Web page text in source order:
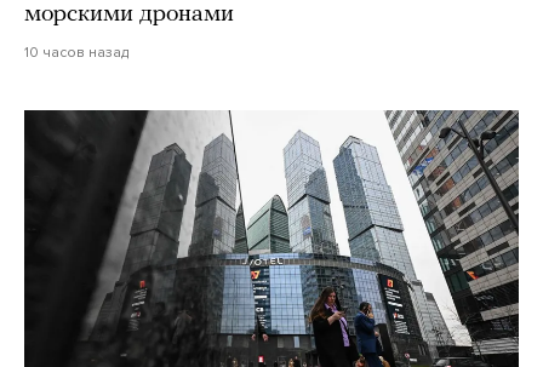
морскими дронами
10 часов назад